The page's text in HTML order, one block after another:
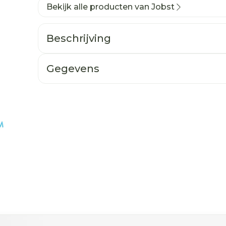
Bekijk alle producten van Jobst
Beschrijving
Gegevens